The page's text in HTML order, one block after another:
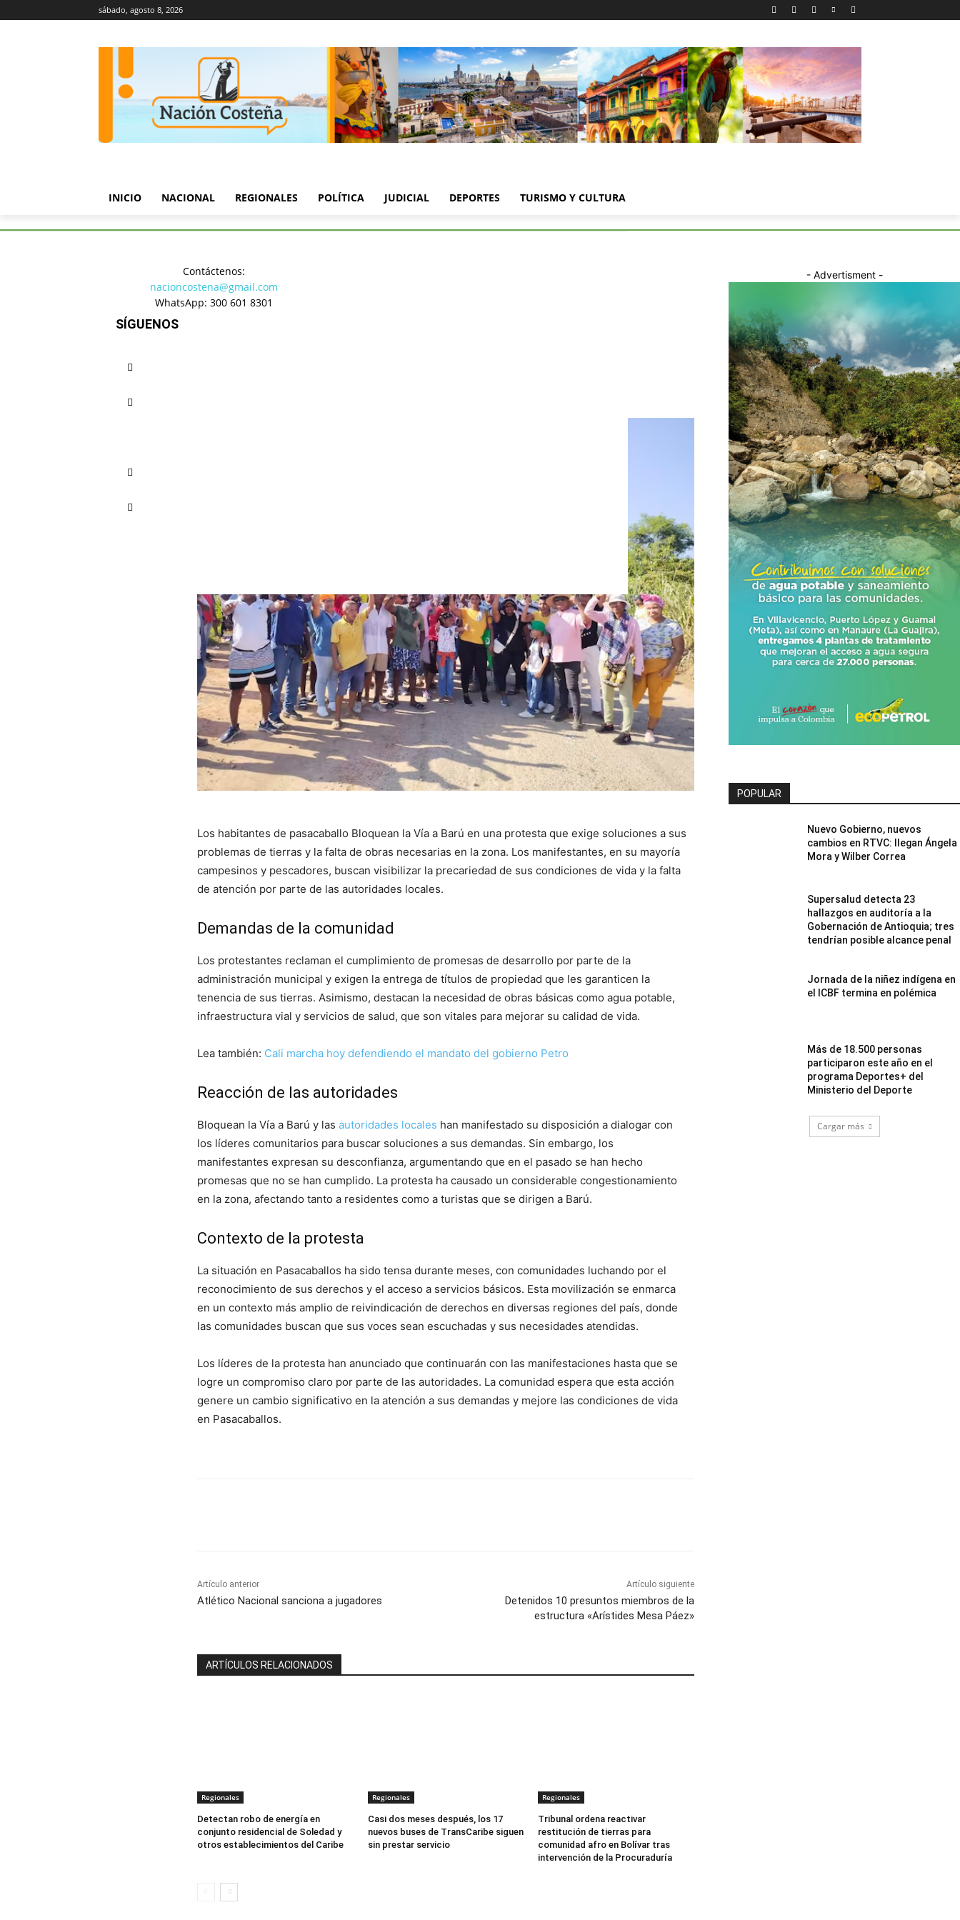
sábado, agosto 8, 2026
INICIO NACIONAL REGIONALES POLÍTICA JUDICIAL DEPORTES TURISMO Y CULTURA
Regionales
Comunidades de Pasacaballos
Los habitantes de pasacaballo Bloquean la Vía a Barú en una protesta que exige soluciones a sus
problemas de tierras y la falta de obras necesarias en la zona. Los manifestantes, en su mayoría
campesinos y pescadores, buscan visibilizar la precariedad de sus condiciones de vida y la falta
de atención por parte de las autoridades locales.
Demandas de la comunidad
Los protestantes reclaman el cumplimiento de promesas de desarrollo por parte de la
administración municipal y exigen la entrega de títulos de propiedad que les garanticen la
tenencia de sus tierras. Asimismo, destacan la necesidad de obras básicas como agua potable,
infraestructura vial y servicios de salud, que son vitales para mejorar su calidad de vida.
Lea también: Cali marcha hoy defendiendo el mandato del gobierno Petro
Reacción de las autoridades
Bloquean la Vía a Barú y las autoridades locales han manifestado su disposición a dialogar con
los líderes comunitarios para buscar soluciones a sus demandas. Sin embargo, los
manifestantes expresan su desconfianza, argumentando que en el pasado se han hecho
promesas que no se han cumplido. La protesta ha causado un considerable congestionamiento
en la zona, afectando tanto a residentes como a turistas que se dirigen a Barú.
Contexto de la protesta
La situación en Pasacaballos ha sido tensa durante meses, con comunidades luchando por el
reconocimiento de sus derechos y el acceso a servicios básicos. Esta movilización se enmarca
en un contexto más amplio de reivindicación de derechos en diversas regiones del país, donde
las comunidades buscan que sus voces sean escuchadas y sus necesidades atendidas.
Los líderes de la protesta han anunciado que continuarán con las manifestaciones hasta que se
logre un compromiso claro por parte de las autoridades. La comunidad espera que esta acción
genere un cambio significativo en la atención a sus demandas y mejore las condiciones de vida
en Pasacaballos.
Artículo anterior
Atlético Nacional sanciona a jugadores
Artículo siguiente
Detenidos 10 presuntos miembros de la
estructura «Arístides Mesa Páez»
ARTÍCULOS RELACIONADOS
Regionales
Detectan robo de energía en
conjunto residencial de Soledad y
otros establecimientos del Caribe
Regionales
Casi dos meses después, los 17
nuevos buses de TransCaribe siguen
sin prestar servicio
Regionales
Tribunal ordena reactivar
restitución de tierras para
comunidad afro en Bolívar tras
intervención de la Procuraduría
- Advertisment -
POPULAR
Nuevo Gobierno, nuevos
cambios en RTVC: llegan Ángela
Mora y Wilber Correa
Supersalud detecta 23
hallazgos en auditoría a la
Gobernación de Antioquia; tres
tendrían posible alcance penal
Jornada de la niñez indígena en
el ICBF termina en polémica
Más de 18.500 personas
participaron este año en el
programa Deportes+ del
Ministerio del Deporte
Cargar más
Contáctenos:
nacioncostena@gmail.com
WhatsApp: 300 601 8301
SÍGUENOS